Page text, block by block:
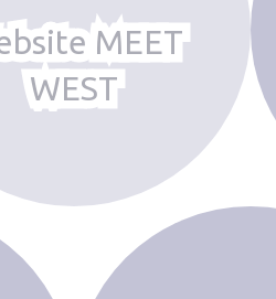
MEET
WEST